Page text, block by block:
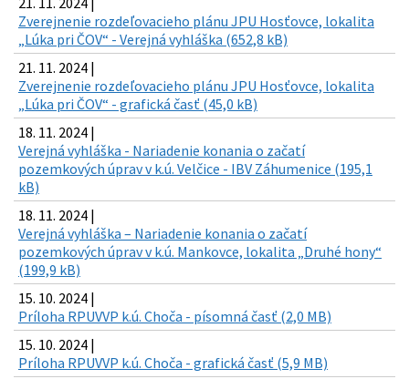
Zverejnenie rozdeľovacieho plánu JPU Hosťovce, lokalita
„Lúka pri ČOV“ - Verejná vyhláška (652,8 kB)
21. 11. 2024 |
Zverejnenie rozdeľovacieho plánu JPU Hosťovce, lokalita
„Lúka pri ČOV“ - grafická časť (45,0 kB)
18. 11. 2024 |
Verejná vyhláška - Nariadenie konania o začatí
pozemkových úprav v k.ú. Velčice - IBV Záhumenice (195,1
kB)
18. 11. 2024 |
Verejná vyhláška – Nariadenie konania o začatí
pozemkových úprav v k.ú. Mankovce, lokalita „Druhé hony“
(199,9 kB)
15. 10. 2024 |
Príloha RPUVVP k.ú. Choča - písomná časť (2,0 MB)
15. 10. 2024 |
Príloha RPUVVP k.ú. Choča - grafická časť (5,9 MB)